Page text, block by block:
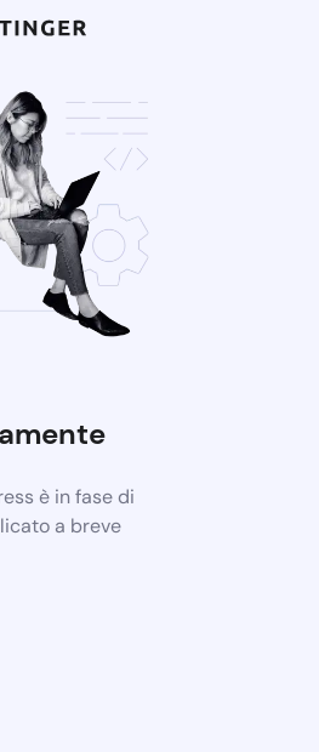
è in fase di
a breve